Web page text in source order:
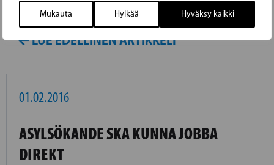
Mukauta Hylkää Hyväksy kaikki
että heiltä viedään viimeisetkin roposet"
LUE EDELLINEN ARTIKKELI
01.02.2016
ASYLSÖKANDE SKA KUNNA JOBBA
DIREKT